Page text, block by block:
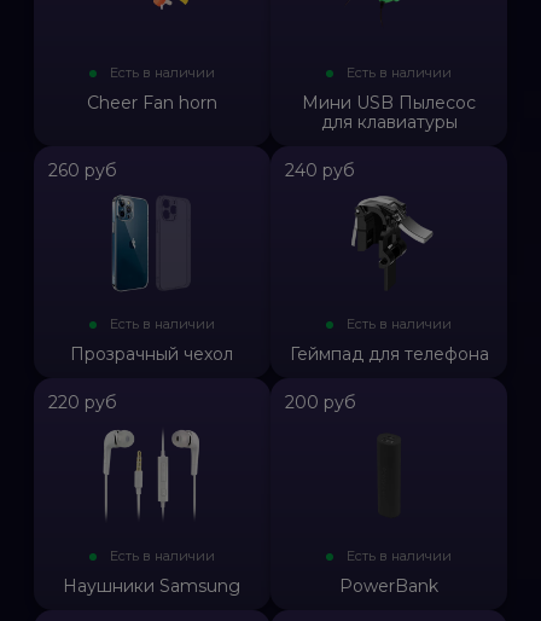
Есть в наличии
Cheer Fan horn
Есть в наличии
Мини USB Пылесос
для клавиатуры
260 руб
Есть в наличии
Прозрачный чехол
240 руб
Есть в наличии
Геймпад для телефона
220 руб
Есть в наличии
Наушники Samsung
200 руб
Есть в наличии
PowerBank